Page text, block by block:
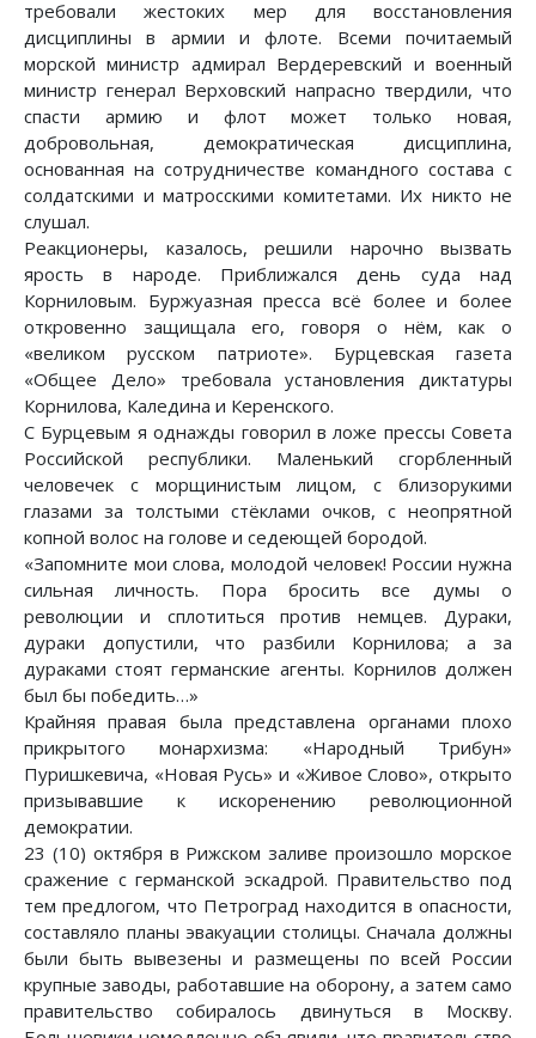
требовали жестоких мер для восстановления
дисциплины в армии и флоте. Всеми почитаемый
морской министр адмирал Вердеревский и военный
министр генерал Верховский напрасно твердили, что
спасти армию и флот может только новая,
добровольная, демократическая дисциплина,
основанная на сотрудничестве командного состава с
солдатскими и матросскими комитетами. Их никто не
слушал.
Реакционеры, казалось, решили нарочно вызвать
ярость в народе. Приближался день суда над
Корниловым. Буржуазная пресса всё более и более
откровенно защищала его, говоря о нём, как о
«великом русском патриоте». Бурцевская газета
«Общее Дело» требовала установления диктатуры
Корнилова, Каледина и Керенского.
С Бурцевым я однажды говорил в ложе прессы Совета
Российской республики. Маленький сгорбленный
человечек с морщинистым лицом, с близорукими
глазами за толстыми стёклами очков, с неопрятной
копной волос на голове и седеющей бородой.
«Запомните мои слова, молодой человек! России нужна
сильная личность. Пора бросить все думы о
революции и сплотиться против немцев. Дураки,
дураки допустили, что разбили Корнилова; а за
дураками стоят германские агенты. Корнилов должен
был бы победить…»
Крайняя правая была представлена органами плохо
прикрытого монархизма: «Народный Трибун»
Пуришкевича, «Новая Русь» и «Живое Слово», открыто
призывавшие к искоренению революционной
демократии.
23 (10) октября в Рижском заливе произошло морское
сражение с германской эскадрой. Правительство под
тем предлогом, что Петроград находится в опасности,
составляло планы эвакуации столицы. Сначала должны
были быть вывезены и размещены по всей России
крупные заводы, работавшие на оборону, а затем само
правительство собиралось двинуться в Москву.